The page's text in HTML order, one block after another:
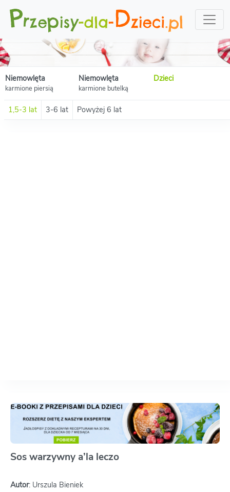
Niemowlęta
karmione piersią
Niemowlęta
karmione butelką
Dzieci
1,5-3 lat 3-6 lat Powyżej 6 lat
Sos warzywny a’la leczo
Autor: Urszula Bieniek